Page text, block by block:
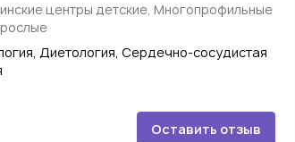
центры детские, Многопрофильные
Диетология, Сердечно-сосудистая
Оставить отзыв